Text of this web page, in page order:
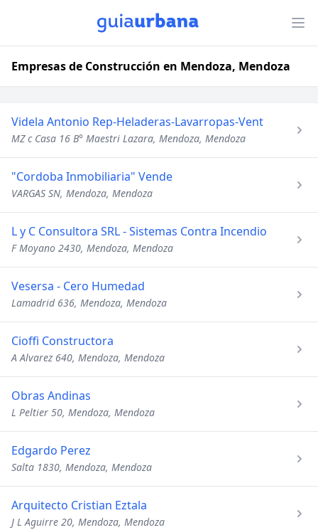
Empresas de Construcción en Mendoza, Mendoza
Videla Antonio Rep-Heladeras-Lavarropas-Vent
MZ c Casa 16 B° Maestri Lazara, Mendoza, Mendoza
"Cordoba Inmobiliaria" Vende
VARGAS SN, Mendoza, Mendoza
L y C Consultora SRL - Sistemas Contra Incendio
F Moyano 2430, Mendoza, Mendoza
Vesersa - Cero Humedad
Lamadrid 636, Mendoza, Mendoza
Cioffi Constructora
A Alvarez 640, Mendoza, Mendoza
Obras Andinas
L Peltier 50, Mendoza, Mendoza
Edgardo Perez
Salta 1830, Mendoza, Mendoza
Arquitecto Cristian Eztala
J L Aguirre 20, Mendoza, Mendoza